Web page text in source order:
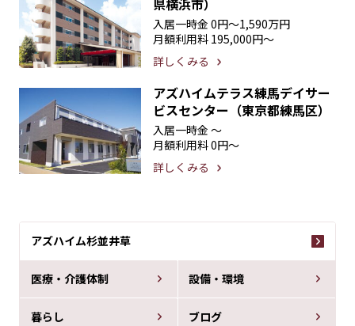
アズハイム杉並井草
医療・介護体制 設備・環境
暮らし ブログ
県横浜市）
入居一時金 0円〜1,590万円
月額利用料 195,000円〜
詳しくみる
アズハイムテラス練馬デイサー
ビスセンター（東京都練馬区）
入居一時金 〜
月額利用料0円〜
詳しくみる